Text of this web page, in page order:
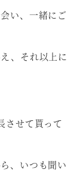
い、一緒にご
、それ以上に
させて貰って
、いつも聞い